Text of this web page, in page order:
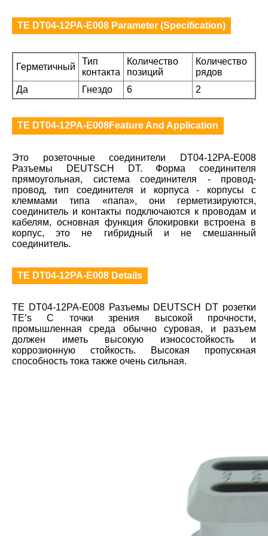
TE DT04-12PA-E008 Parameter (Specification)
Герметичный
Тип
контакта
Количество
позиций
Количество
рядов
Да
Гнездо 6 2
TE DT04-12PA-E008Feature And Application
Это розеточные соединители DT04-12PA-E008
Разъемы DEUTSCH DT. Форма соединителя
прямоугольная, система соединителя - провод-
провод, тип соединителя и корпуса - корпусы с
клеммами типа «папа», они герметизируются,
соединитель и контакты подключаются к проводам и
кабелям, основная функция блокировки встроена в
корпус, это не гибридный и не смешанный
соединитель.
TE DT04-12PA-E008 Details
TE DT04-12PA-E008 Разъемы DEUTSCH DT розетки
TE’s С точки зрения высокой прочности,
промышленная среда обычно суровая, и разъем
должен иметь высокую износостойкость и
коррозионную стойкость. Высокая пропускная
способность тока также очень сильная.